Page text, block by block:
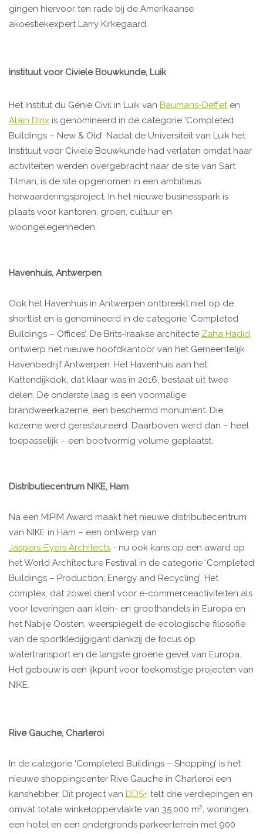
gingen hiervoor ten rade bij de Amerikaanse
akoestiekexpert Larry Kirkegaard.
Instituut voor Civiele Bouwkunde, Luik
Het Institut du Génie Civil in Luik van Baumans-Deffeten
Alain Dirix is genomineerd in de categorie ‘Completed
Buildings – New & Old’. Nadat de Universiteit van Luik het
Instituut voor Civiele Bouwkunde had verlaten omdat haar
activiteiten werden overgebracht naar de site van Sart
Tilman, is de site opgenomen in een ambitieus
herwaarderingsproject. In het nieuwe businesspark is
plaats voor kantoren, groen, cultuur en
woongelegenheden.
Havenhuis, Antwerpen
Ook het Havenhuis in Antwerpen ontbreekt niet op de
shortlist en is genomineerd in de categorie ‘Completed
Buildings – Offices’. De Brits-Iraakse architecte Zaha Hadid
ontwierp het nieuwe hoofdkantoor van het Gemeentelijk
Havenbedrijf Antwerpen. Het Havenhuis aan het
Kattendijkdok, dat klaar was in 2016, bestaat uit twee
delen. De onderste laag is een voormalige
brandweerkazerne, een beschermd monument. Die
kazerne werd gerestaureerd. Daarboven werd dan – heel
toepasselijk – een bootvormig volume geplaatst.
Distributiecentrum NIKE, Ham
Na een MIPIM Award maakt het nieuwe distributiecentrum
van NIKE in Ham – een ontwerp van
Jaspers-Eyers Architects - nu ook kans op een award op
het World Architecture Festival in de categorie ‘Completed
Buildings – Production; Energy and Recycling’. Het
complex, dat zowel dient voor e-commerceactiviteiten als
voor leveringen aan klein- en groothandels in Europa en
het Nabije Oosten, weerspiegelt de ecologische filosofie
van de sportkledijgigant dankzij de focus op
watertransport en de langste groene gevel van Europa.
Het gebouw is een ijkpunt voor toekomstige projecten van
NIKE.
Rive Gauche, Charleroi
In de categorie ‘Completed Buildings – Shopping’ is het
nieuwe shoppingcenter Rive Gauche in Charleroi een
kanshebber. Dit project van DDS+ telt drie verdiepingen en
omvat totale winkeloppervlakte van 35.000 m2, woningen,
een hotel en een ondergronds parkeerterrein met 900